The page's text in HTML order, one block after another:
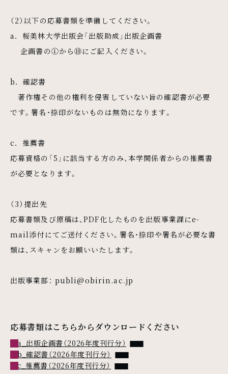
（2）以下の応募書類を準備してください。
a．桜美林大学出版会「出版助成」出版企画書
企画書の①から⑩にご記入ください。
b．確認書
著作権その他の権利を侵害していない旨の確認書が必要
です。署名・捺印がないものは無効になります。
c．推薦書
応募資格の「5」に該当する方のみ、本学関係者からの推薦書
が必要となります。
（3）提出先
応募書類及び原稿は、PDF化したものを出版事業課にe-
mail添付にてご送付ください。署名・捺印や署名が必要な書
類は、スキャンをお願いいたします。
出版事業部： publi@obirin.ac.jp
応募書類はこちらからダウンロードください
a_出版企画書（2026年度刊行分） Wordファイル
b_確認書（2026年度刊行分） Wordファイル
c_推薦書（2026年度刊行分） Wordファイル